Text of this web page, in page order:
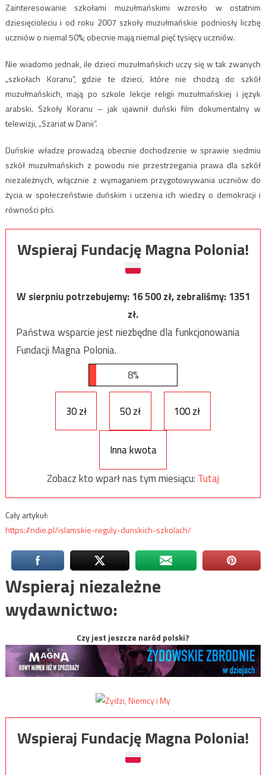
Zainteresowanie szkołami muzułmańskimi wzrosło w ostatnim
dziesięcioleciu i od roku 2007 szkoły muzułmańskie podniosły liczbę
uczniów o niemal 50%; obecnie mają niemal pięć tysięcy uczniów.
Nie wiadomo jednak, ile dzieci muzułmańskich uczy się w tak zwanych
„szkołach Koranu”, gdzie te dzieci, które nie chodzą do szkół
muzułmańskich, mają po szkole lekcje religii muzułmańskiej i język
arabski. Szkoły Koranu – jak ujawnił duński film dokumentalny w
telewizji, „Szariat w Danii”.
Duńskie władze prowadzą obecnie dochodzenie w sprawie siedmiu
szkół muzułmańskich z powodu nie przestrzegania prawa dla szkół
niezależnych, włącznie z wymaganiem przygotowywania uczniów do
życia w społeczeństwie duńskim i uczenia ich wiedzy o demokracji i
równości płci.
Wspieraj Fundację Magna Polonia!
W sierpniu potrzebujemy:16 500zł, zebraliśmy:1351
zł.
Państwa wsparcie jest niezbędne dla funkcjonowania
Fundacji Magna Polonia.
8%
30 zł 50 zł 100 zł
Inna kwota
Zobacz kto wparł nas tym miesiącu: Tutaj
Cały artykuł:
https://ndie.pl/islamskie-reguly-dunskich-szkolach/
Wspieraj niezależne
wydawnictwo:
Czy jest jeszcze naród polski?
Wspieraj Fundację Magna Polonia!